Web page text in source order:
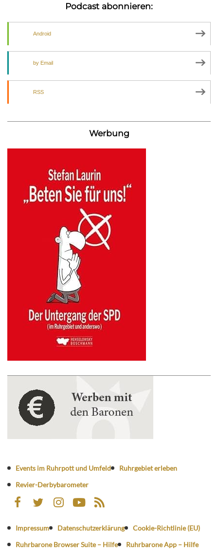
Podcast abonnieren:
Android
by Email
RSS
Werbung
Events im Ruhrpott und Umfeld
Ruhrgebiet erleben
Revier-Derbybarometer
Impressum Datenschutzerklärung
Cookie-Richtlinie (EU)
Ruhrbarone Browser Suite – Hilfe
Ruhrbarone App – Hilfe